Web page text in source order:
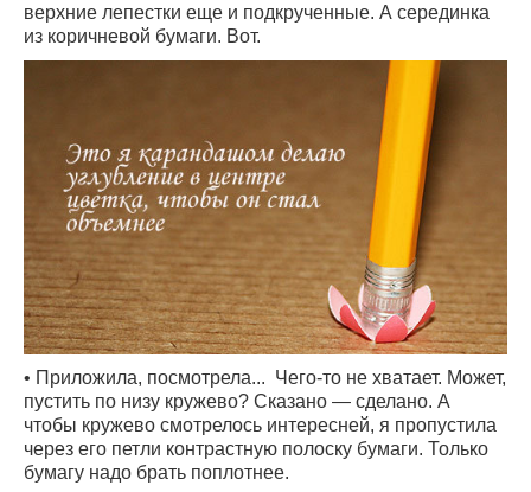
верхние лепестки еще и подкрученные. А серединка
из коричневой бумаги. Вот.
• Приложила, посмотрела... Чего-то не хватает. Может,
пустить по низу кружево? Сказано — сделано. А
чтобы кружево смотрелось интересней, я пропустила
через его петли контрастную полоску бумаги. Только
бумагу надо брать поплотнее.